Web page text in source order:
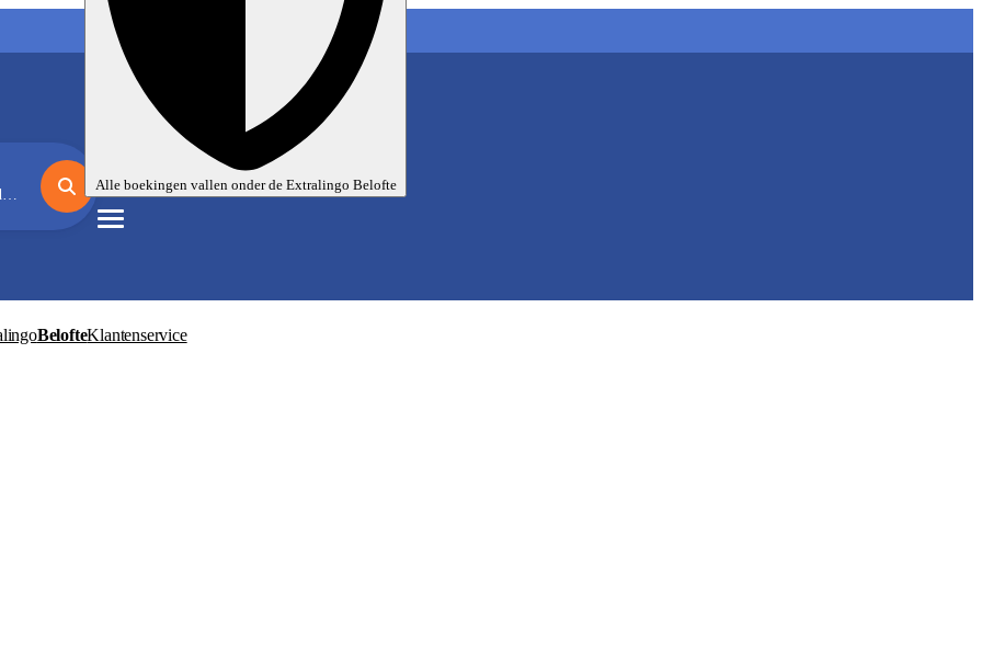
Alle boekingen vallen onder de Extralingo Belofte
Mijn taalreizen
Nl EUR
BelofteKlantenservice